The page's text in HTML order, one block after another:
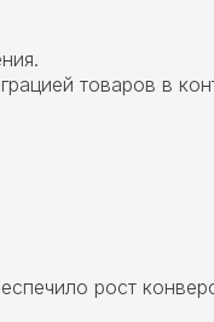
товаров в
рост